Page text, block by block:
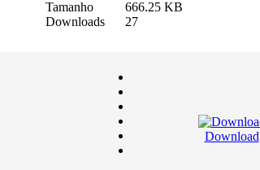
Tamanho
Downloads
666.25 KB
27
Download